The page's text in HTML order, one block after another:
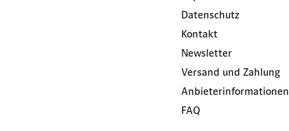
Datenschutz
Kontakt
Newsletter
Versand und Zahlung
Anbieterinformationen
FAQ